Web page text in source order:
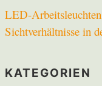
LED-
Sichtverhältnisse in
KATEGORIEN